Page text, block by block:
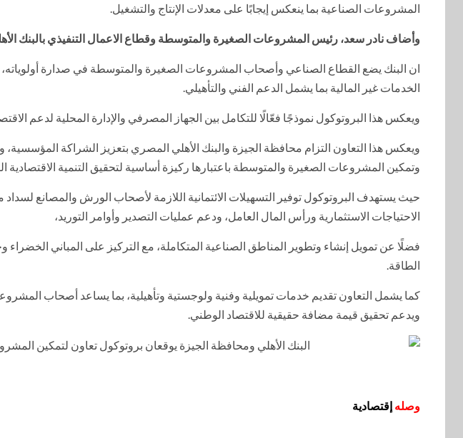
المشروعات الصناعية بما ينعكس إيجابًا على معدلات الإنتاج والتشغيل.
وأضاف نادر سعد، رئيس المشروعات الصغيرة والمتوسطة وقطاع الاعمال التنفيذي بالبنك
ان البنك يضع القطاع الصناعي وأصحاب المشروعات الصغيرة والمتوسطة في صدارة
الخدمات غير المالية بما يشمل الدعم الفني والتأهيلي.
ويعكس هذا البروتوكول نموذجًا فعّالًا للتكامل بين الجهاز المصرفي والإدارة المحلية لدعم
ويعكس هذا التعاون التزام محافظة الجيزة والبنك الأهلي المصري بتعزيز الشراكة
وتمكين المشروعات الصغيرة والمتوسطة باعتبارها ركيزة أساسية لتحقيق التنمية الاقتصادية
حيث يستهدف البروتوكول توفير التسهيلات الائتمانية اللازمة لأصحاب الورش والمصانع
الاحتياجات الاستثمارية ورأس المال العامل، ودعم عمليات التصدير وأوامر التوريد،
فضلًا عن تمويل إنشاء وتطوير المناطق الصناعية المتكاملة، مع التركيز على المباني الخضراء
الطاقة.
كما يشمل التعاون تقديم خدمات تمويلية وفنية ولوجستية وتأهيلية، بما يساعد أصحاب
ويدعم تحقيق قيمة مضافة حقيقية للاقتصاد الوطني.
وصله إقتصادية